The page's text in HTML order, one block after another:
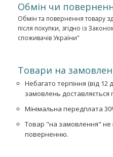
Обмін чи
Обмін та повернення товару
після покупки, згідно із
споживачів України"
Товари на
Небагато терпіння (від 12
замовлень доставляється
Мінімальна передплата
Товар "на замовлення" не
поверненню.